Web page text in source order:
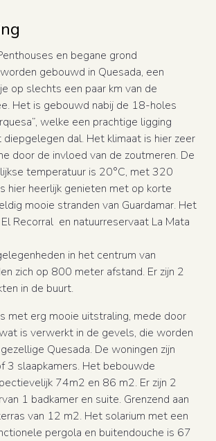
en begane grond
gebouwd in Quesada, een
op slechts een paar km van de
Het is gebouwd nabij de 18-holes
welke een prachtige ligging
dal. Het klimaat is hier zeer
door de invloed van de zoutmeren. De
temperatuur is 20°C, met 320
hier heerlijk genieten met op korte
mooie stranden van Guardamar. Het
Recorral en natuurreservaat La Mata
in het centrum van
zich op 800 meter afstand. Er zijn 2
in de buurt.
met erg mooie uitstraling, mede door
is verwerkt in de gevels, die worden
Quesada. De woningen zijn
3 slaapkamers. Het bebouwde
74m2 en 86 m2. Er zijn 2
1 badkamer en suite. Grenzend aan
van 12 m2. Het solarium met een
pergola en buitendouche is 67